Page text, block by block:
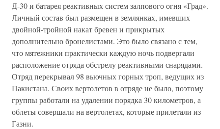
Д-30 и батарея реактивных систем залпового огня «Град».
Личный состав был размещен в землянках, имевших
двойной-тройной накат бревен и прикрытых
дополнительно бронелистами. Это было связано с тем,
что мятежники практически каждую ночь подвергали
расположение отряда обстрелу реактивными снарядами.
Отряд перекрывал 98 вьючных горных троп, ведущих из
Пакистана. Своих вертолетов в отряде не было, поэтому
группы работали на удалении порядка 30 километров, а
облеты совершали на вертолетах, которые прилетали из
Газни.